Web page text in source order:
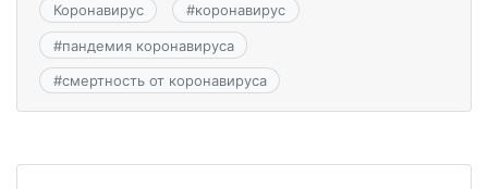
Коронавирус #коронавирус
#пандемия коронавируса
#смертность от коронавируса